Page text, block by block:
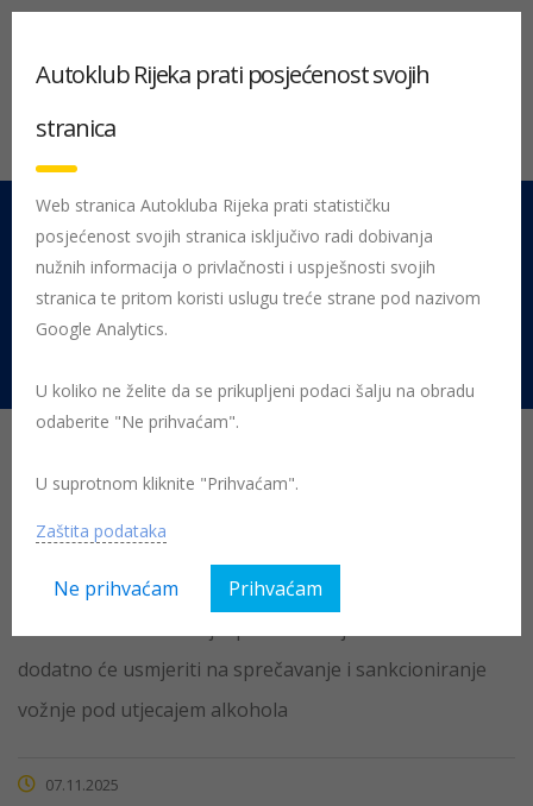
051 212 442 Centrala
Pon - Pet 08:00 - 16:00
Rujevica 9/1, 51000 Rijeka
„Martinje“ – pojačani
nadzor vozača
Tijekom predstojećeg vikenda, od 7. do 9. studenog te
na samo „Martinje“ 11. i 12. studenog 2025. godine,
dodatno će usmjeriti na sprečavanje i sankcioniranje
vožnje pod utjecajem alkohola
07.11.2025
Autoklub Rijeka prati posjećenost svojih
stranica
Web stranica Autokluba Rijeka prati statističku
posjećenost svojih stranica isključivo radi dobivanja
nužnih informacija o privlačnosti i uspješnosti svojih
stranica te pritom koristi uslugu treće strane pod nazivom
Google Analytics.
U koliko ne želite da se prikupljeni podaci šalju na obradu
odaberite "Ne prihvaćam".
U suprotnom kliknite "Prihvaćam".
Zaštita podataka
Ne prihvaćam Prihvaćam